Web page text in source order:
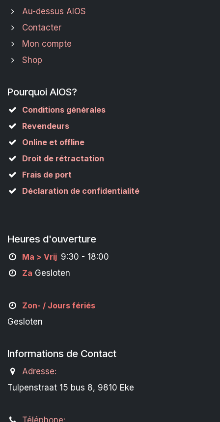
Au-dessus AIOS
Contacter
Mon compte
Shop
Pourquoi AIOS?
Conditions générales
Revendeurs
Online et offline
Droit de rétractation
Frais de port
Déclaration de confidentialité
Heures d'ouverture
Ma > Vrij 9:30 - 18:00
Za Gesloten
Zon- / Jours fériés
Gesloten
Informations de Contact
Adresse:
Tulpenstraat 15 bus 8, 9810 Eke
Téléphone: